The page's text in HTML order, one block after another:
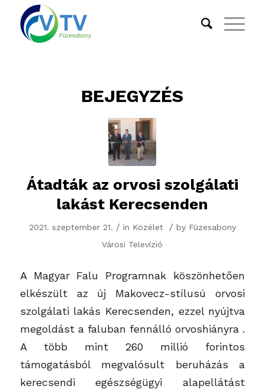
BEJEGYZÉS
Átadták az orvosi szolgálati
lakást Kerecsenden
2021. szeptember 21. / in Közélet / by Füzesabony
Városi Televízió
A Magyar Falu Programnak köszönhetően
elkészült az új Makovecz-stílusú orvosi
szolgálati lakás Kerecsenden, ezzel nyújtva
megoldást a faluban fennálló orvoshiányra .
A több mint 260 millió forintos
támogatásból megvalósult beruházás a
kerecsendi egészségügyi alapellátást